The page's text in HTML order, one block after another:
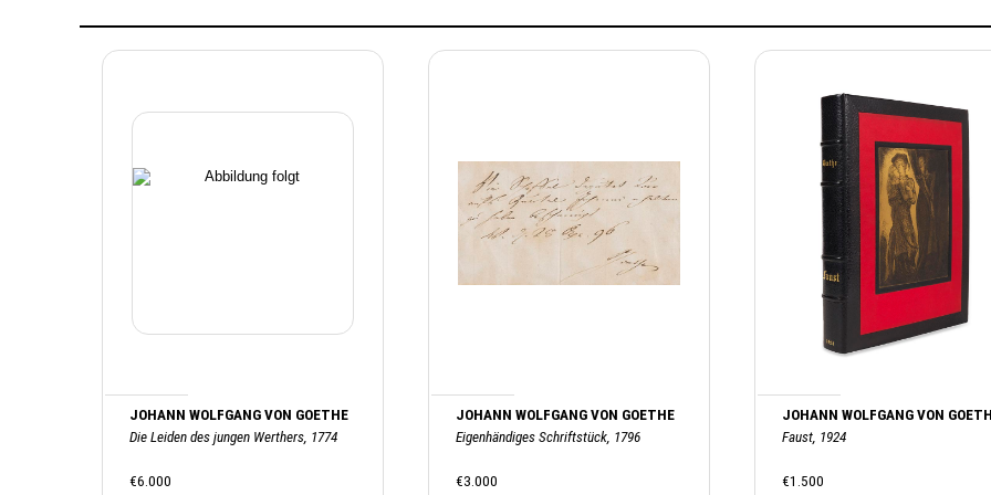
JOHANN WOLFGANG VON GOETHE
Die Leiden des jungen Werthers, 1774
€6.000
JOHANN WOLFGANG VON GOETHE
Eigenhändiges Schriftstück, 1796
€3.000
JOHANN WOLFGANG VON
Faust, 1924
€1.500